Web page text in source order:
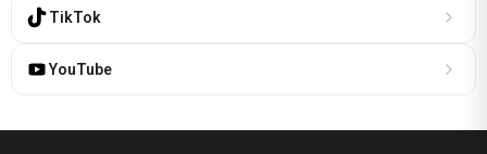
TikTok
YouTube